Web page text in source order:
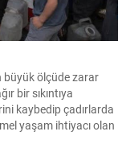
büyük ölçüde zarar
bir sıkıntıya
kaybedip çadırlarda
yaşam ihtiyacı olan